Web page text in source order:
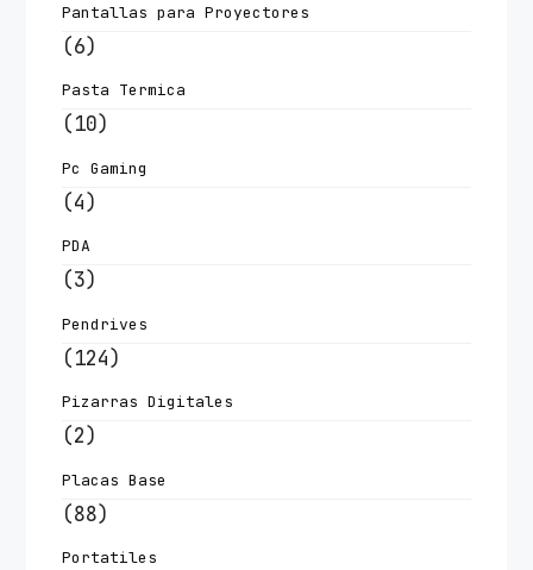
Pantallas para Proyectores
(6)
Pasta Termica
(10)
Pc Gaming
(4)
PDA
(3)
Pendrives
(124)
Pizarras Digitales
(2)
Placas Base
(88)
Portatiles